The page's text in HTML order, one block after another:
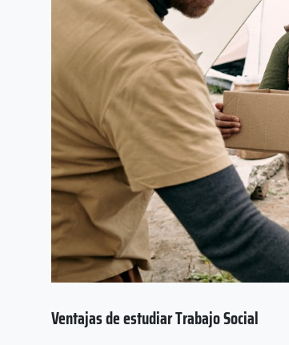
Ventajas de estudiar Trabajo Social